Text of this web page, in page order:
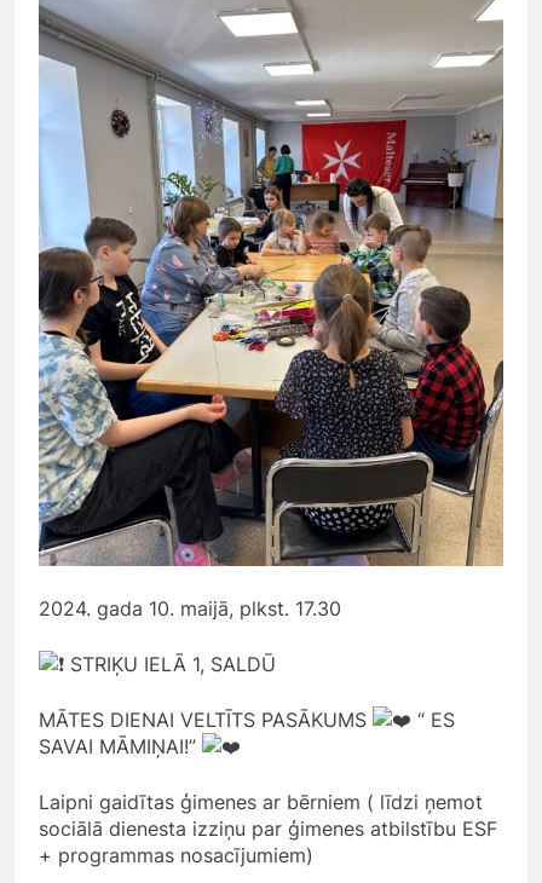
2024. gada 10. maijā, plkst. 17.30
STRIĶU IELĀ 1, SALDŪ
MĀTES DIENAI VELTĪTS PASĀKUMS
“ ES
SAVAI MĀMIŅAI!”
Laipni gaidītas ģimenes ar bērniem ( līdzi ņemot
sociālā dienesta izziņu par ģimenes atbilstību ESF
+ programmas nosacījumiem)